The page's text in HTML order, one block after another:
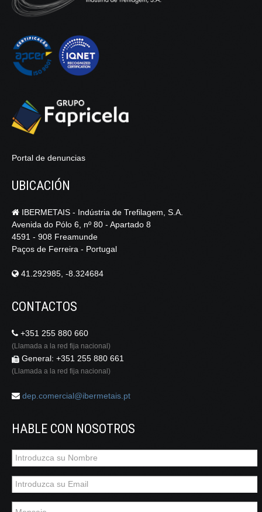
Portal de denuncias
UBICACIÓN
IBERMETAIS - Indústria de Trefilagem, S.A.
Avenida do Pólo 6, nº 80 - Apartado 8
4591 - 908 Freamunde
Paços de Ferreira - Portugal
41.292985, -8.324684
CONTACTOS
+351 255 880 660
(Llamada a la red fija nacional)
General: +351 255 880 661
(Llamada a la red fija nacional)
dep.comercial@ibermetais.pt
HABLE CON NOSOTROS